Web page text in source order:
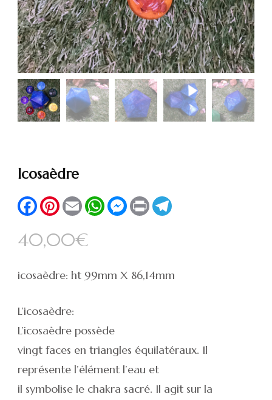
Icosaèdre
FacebookPinterest
Email WhatsApp
Messenger
Print
40,00€
icosaèdre: ht 99mm X 86,14mm
L’icosaèdre:
L’icosaèdre possède
vingt faces en triangles équilatéraux. Il
représente l’élément l’eau et
il symbolise le chakra sacré. Il agit sur la